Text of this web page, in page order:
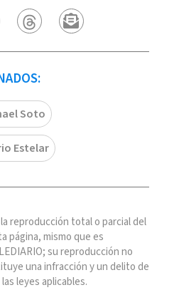
Soto
Estelar
reproducción total o parcial del
página, mismo que es
su reproducción no
una infracción y un delito de
leyes aplicables.